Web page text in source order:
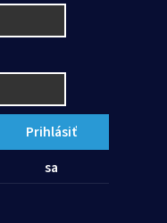
Prihlásiť
sa